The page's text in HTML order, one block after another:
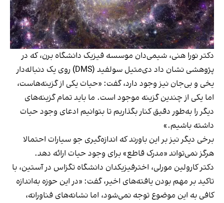
دکتر نورا هنی، شیمی‌دان موسسه فیزیک دانشگاه برن، که در
پژوهشی نشان داد دی‌متیل سولفید (DMS) روی یک دنباله‌دار
یخی و بی‌جان نیز وجود دارد، گفت: «حیات یکی از گزینه‌هاست،
اما یکی از چندین گزینه موجود است. ما باید تمام گزینه‌های
دیگر را به‌طور دقیق کنار بگذاریم تا بتوانیم ادعای وجود حیات
داشته باشیم.»
برخی دیگر نیز بر این باورند که اندازه‌گیری جو سیارات احتمالا
هرگز نمی‌تواند «مدرک قاطع» برای وجود حیات ارائه دهد.
دکتر کارولین مورلی، اخترفیزیکدان دانشگاه تگزاس در آستین، با
تاکید بر مهم بودن یافته‌های اخیر، گفت: «در این حوزه به‌اندازه
کافی به این موضوع توجه نمی‌شود، اما نشانه‌های فناورانه،